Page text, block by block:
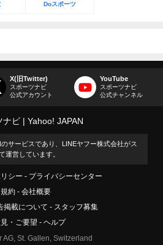
Doスポーツ
X(旧Twitter)
スポーツナビ
公式アカウント
YouTube
スポーツナビ
公式チャンネル
ナビ Yahoo! JAPAN
サービスであり、LINEヤフー株式会社がス
運営しています。
シー
プライバシーセンター
規約
会社概要
掲載について
スタッフ募集
・ご要望
ヘルプ
St. Gallen, Switzerland